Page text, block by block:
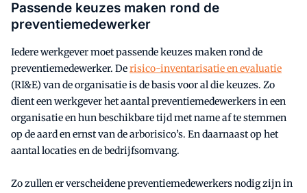
Passende keuzes maken rond de
preventiemedewerker
Iedere werkgever moet passende keuzes maken rond de
preventiemedewerker. Derisico-inventarisatie en evaluatie
(RI&E) van de organisatie is de basis voor al die keuzes. Zo
dient een werkgever het aantal preventiemedewerkers in een
organisatie en hun beschikbare tijd met name af te stemmen
op de aard en ernst van de arborisico’s. En daarnaast op het
aantal locaties en de bedrijfsomvang.
Zo zullen er verscheidene preventiemedewerkers nodig zijn in